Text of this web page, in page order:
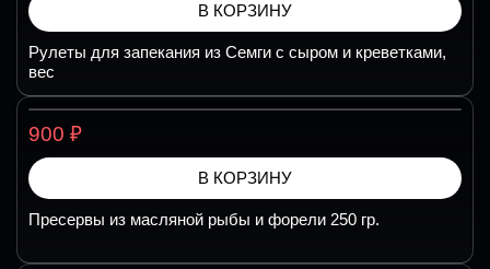
В КОРЗИНУ
Рулеты для запекания из Семги с сыром и креветками,
вес
900 ₽
В КОРЗИНУ
Пресервы из масляной рыбы и форели 250 гр.